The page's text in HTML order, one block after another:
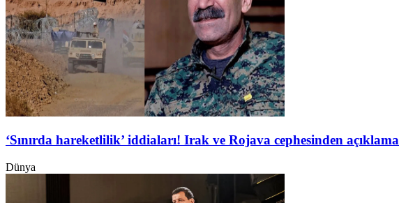
‘Sınırda hareketlilik’ iddiaları! Irak ve Rojava cephesinden açıklama
Dünya